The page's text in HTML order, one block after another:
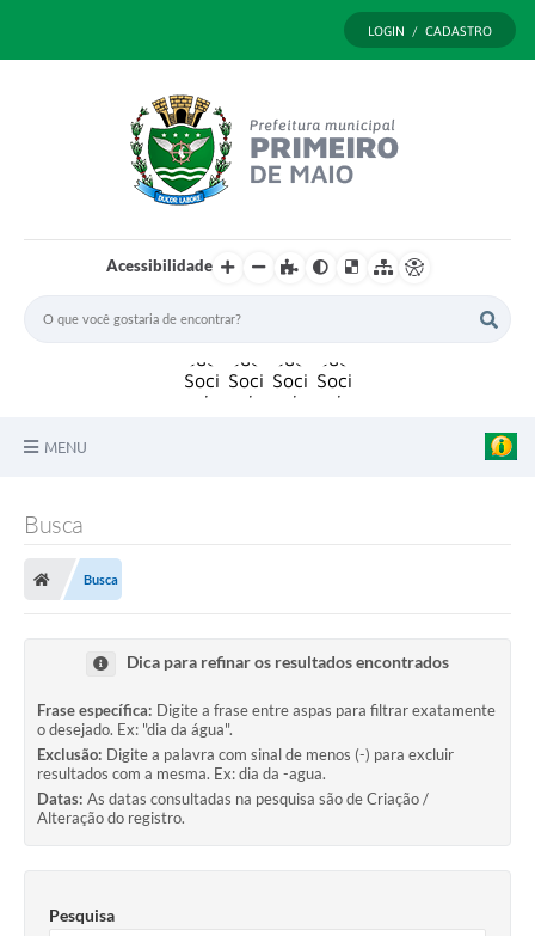
LOGIN / CADASTRO
Acessibilidade
MENU
A Prefeitura
Secretarias
Fale Conosco
Imprensa
Contratos
Busca
Busca
Dica para refinar os resultados encontrados
Frase específica: Digite a frase entre aspas para filtrar exatamente
o desejado. Ex: "dia da água".
Exclusão: Digite a palavra com sinal de menos (-) para excluir
resultados com a mesma. Ex: dia da -agua.
Datas: As datas consultadas na pesquisa são de Criação /
Alteração do registro.
Pesquisa